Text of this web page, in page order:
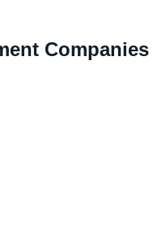
Companies